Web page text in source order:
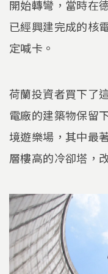
開始轉彎，當時在
已經興建完成的核
定喊卡。
荷蘭投資者買下了
電廠的建築物保留
境遊樂場，其中最
層樓高的冷卻塔，